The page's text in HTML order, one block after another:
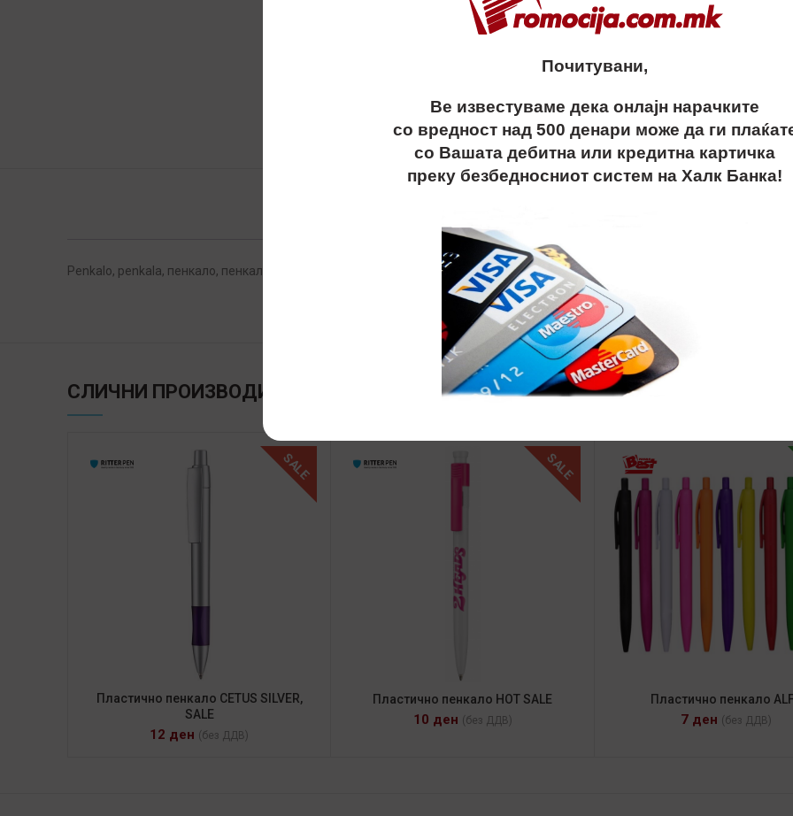
Шифра:22223430
Penkalo, penkala, пенкало, пенкала, BEST PROMO, plasticno, ##specialprice, beta,бета
СЛИЧНИ ПРОИЗВОДИ
SALE
Пластично пенкало CETUS SILVER,
SALE
12 ден (без ДДВ)
SALE
Пластично пенкало HOT SALE
10 ден (без ДДВ)
Пластично пенкало
7 ден (без ДДВ)
Почитувани,
Ве известуваме дека онлајн нарачките
со вредност над 500 денари може да ги
со Вашата дебитна или кредитна картичка
преку безбедносниот систем на Халк Банка!